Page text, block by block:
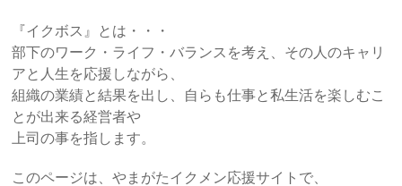
『イクボス』とは・・・
部下のワーク・ライフ・バランスを考え、その人のキャリ
アと人生を応援しながら、
組織の業績と結果を出し、自らも仕事と私生活を楽しむこ
とが出来る経営者や
上司の事を指します。
このページは、やまがたイクメン応援サイトで、